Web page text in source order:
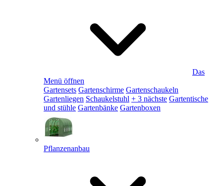
Das
Menü öffnen
Gartensets Gartenschirme Gartenschaukeln
Gartenliegen Schaukelstuhl + 3 nächste Gartentische
und stühle Gartenbänke Gartenboxen
Pflanzenanbau